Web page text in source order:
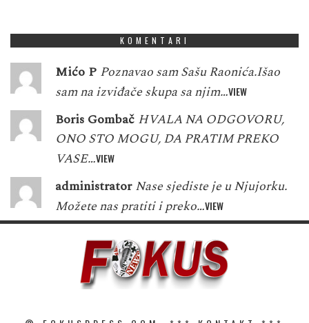
KOMENTARI
Mićo P Poznavao sam Sašu Raonića.Išao
sam na izviđače skupa sa njim…VIEW
Boris Gombač HVALA NA ODGOVORU,
ONO STO MOGU, DA PRATIM PREKO
VASE…VIEW
administrator Nase sjediste je u Njujorku.
Možete nas pratiti i preko…VIEW